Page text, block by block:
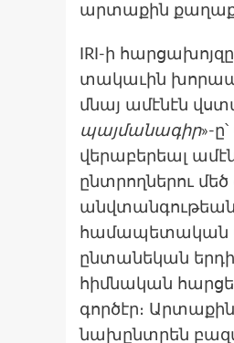
արտաքին
IRI-ի
տակաւին
մնայ ամէնէն
պայմանագիր»-
վերաբերեալ
ընտրողներու
անվտանգութեան
համապետական
ընտանեկան
հիմնական
գործէր։
նախընտրեն